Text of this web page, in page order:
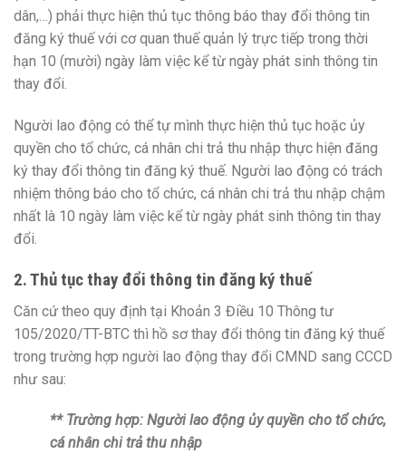
dân,…) phải thực hiện thủ tục thông báo thay đổi thông tin
đăng ký thuế với cơ quan thuế quản lý trực tiếp trong thời
hạn 10 (mười) ngày làm việc kể từ ngày phát sinh thông tin
thay đổi.
Người lao động có thể tự mình thực hiện thủ tục hoặc ủy
quyền cho tổ chức, cá nhân chi trả thu nhập thực hiện đăng
ký thay đổi thông tin đăng ký thuế. Người lao động có trách
nhiệm thông báo cho tổ chức, cá nhân chi trả thu nhập chậm
nhất là 10 ngày làm việc kể từ ngày phát sinh thông tin thay
đổi.
2. Thủ tục thay đổi thông tin đăng ký thuế
Căn cứ theo quy định tại Khoản 3 Điều 10 Thông tư
105/2020/TT-BTC thì hồ sơ thay đổi thông tin đăng ký thuế
trong trường hợp người lao động thay đổi CMND sang CCCD
như sau:
** Trường hợp: Người lao động ủy quyền cho tổ chức,
cá nhân chi trả thu nhập